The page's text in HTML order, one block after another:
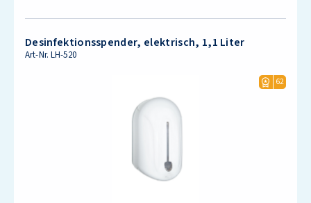
Desinfektionsspender, elektrisch, 1,1 Liter
Art-Nr.LH-520
62